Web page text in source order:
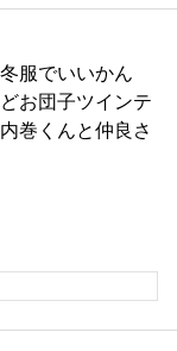
服でいいかん
お団子ツインテ
巻くんと仲良さ